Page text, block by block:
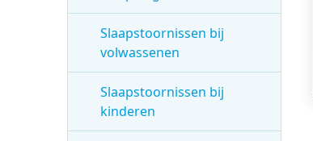
Slaapstoornissen bij
volwassenen
Slaapstoornissen bij
kinderen